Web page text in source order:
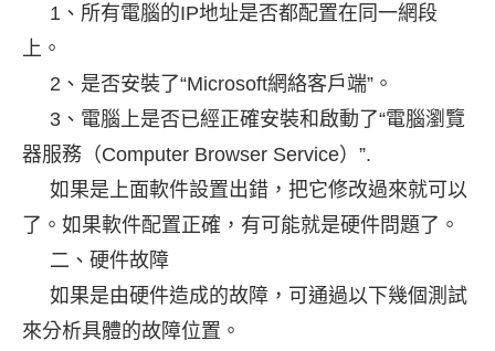
1、所有電腦的IP地址是否都配置在同一網段
上。
2、是否安裝了“Microsoft網絡客戶端”。
3、電腦上是否已經正確安裝和啟動了“電腦瀏覽
器服務（Computer Browser Service）”.
如果是上面軟件設置出錯，把它修改過來就可以
了。 如果軟件配置正確，有可能就是硬件問題了。
二、硬件故障
如果是由硬件造成的故障，可通過以下幾個測試
來分析具體的故障位置。